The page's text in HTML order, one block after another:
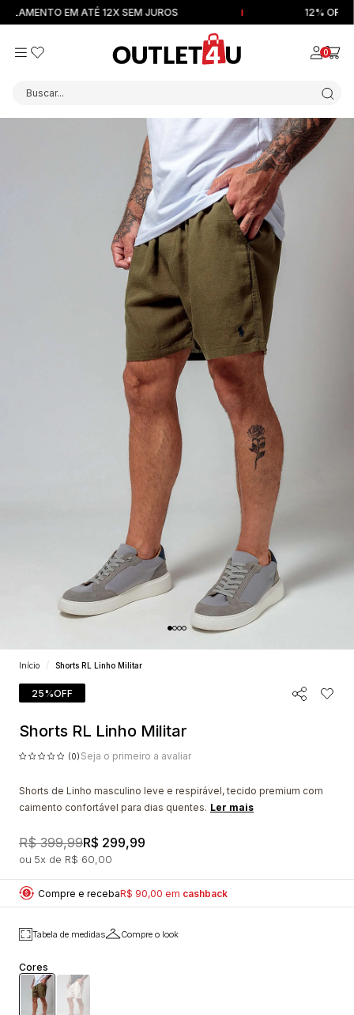
EM ATÉ 12X SEM JUROS 12% OFF NA
0
Buscar...
Início Shorts RL Linho Militar
25%OFF
Shorts RL Linho Militar
(0) Seja o primeiro a avaliar
Shorts de Linho masculino leve e respirável, tecido premium com
caimento confortável para dias quentes. Ler mais
R$ 399,99R$ 299,99
5x R$ 60,00
Compre e recebaR$ 90,00 em cashback
Tabela de medidas Compre o look
Cores